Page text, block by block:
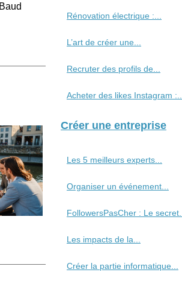
Rénovation électrique :...
L’art de créer une...
Recruter des profils de...
Acheter des likes Instagram :...
Créer une entreprise
Les 5 meilleurs experts...
Organiser un événement...
FollowersPasCher : Le secret...
Les impacts de la...
Créer la partie informatique...